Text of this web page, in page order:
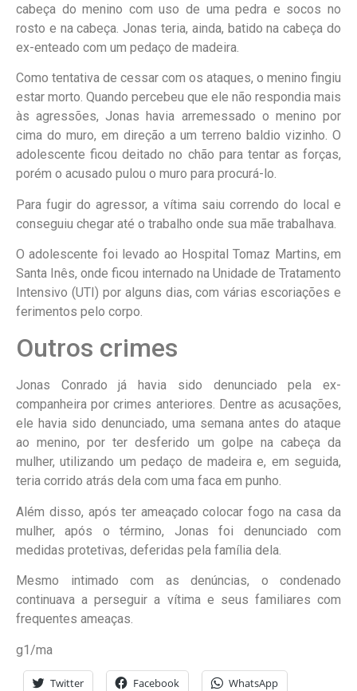
cabeça do menino com uso de uma pedra e socos no
rosto e na cabeça. Jonas teria, ainda, batido na cabeça do
ex-enteado com um pedaço de madeira.
Como tentativa de cessar com os ataques, o menino fingiu
estar morto. Quando percebeu que ele não respondia mais
às agressões, Jonas havia arremessado o menino por
cima do muro, em direção a um terreno baldio vizinho. O
adolescente ficou deitado no chão para tentar as forças,
porém o acusado pulou o muro para procurá-lo.
Para fugir do agressor, a vítima saiu correndo do local e
conseguiu chegar até o trabalho onde sua mãe trabalhava.
O adolescente foi levado ao Hospital Tomaz Martins, em
Santa Inês, onde ficou internado na Unidade de Tratamento
Intensivo (UTI) por alguns dias, com várias escoriações e
ferimentos pelo corpo.
Outros crimes
Jonas Conrado já havia sido denunciado pela ex-
companheira por crimes anteriores. Dentre as acusações,
ele havia sido denunciado, uma semana antes do ataque
ao menino, por ter desferido um golpe na cabeça da
mulher, utilizando um pedaço de madeira e, em seguida,
teria corrido atrás dela com uma faca em punho.
Além disso, após ter ameaçado colocar fogo na casa da
mulher, após o término, Jonas foi denunciado com
medidas protetivas, deferidas pela família dela.
Mesmo intimado com as denúncias, o condenado
continuava a perseguir a vítima e seus familiares com
frequentes ameaças.
g1/ma
Twitter Facebook WhatsApp